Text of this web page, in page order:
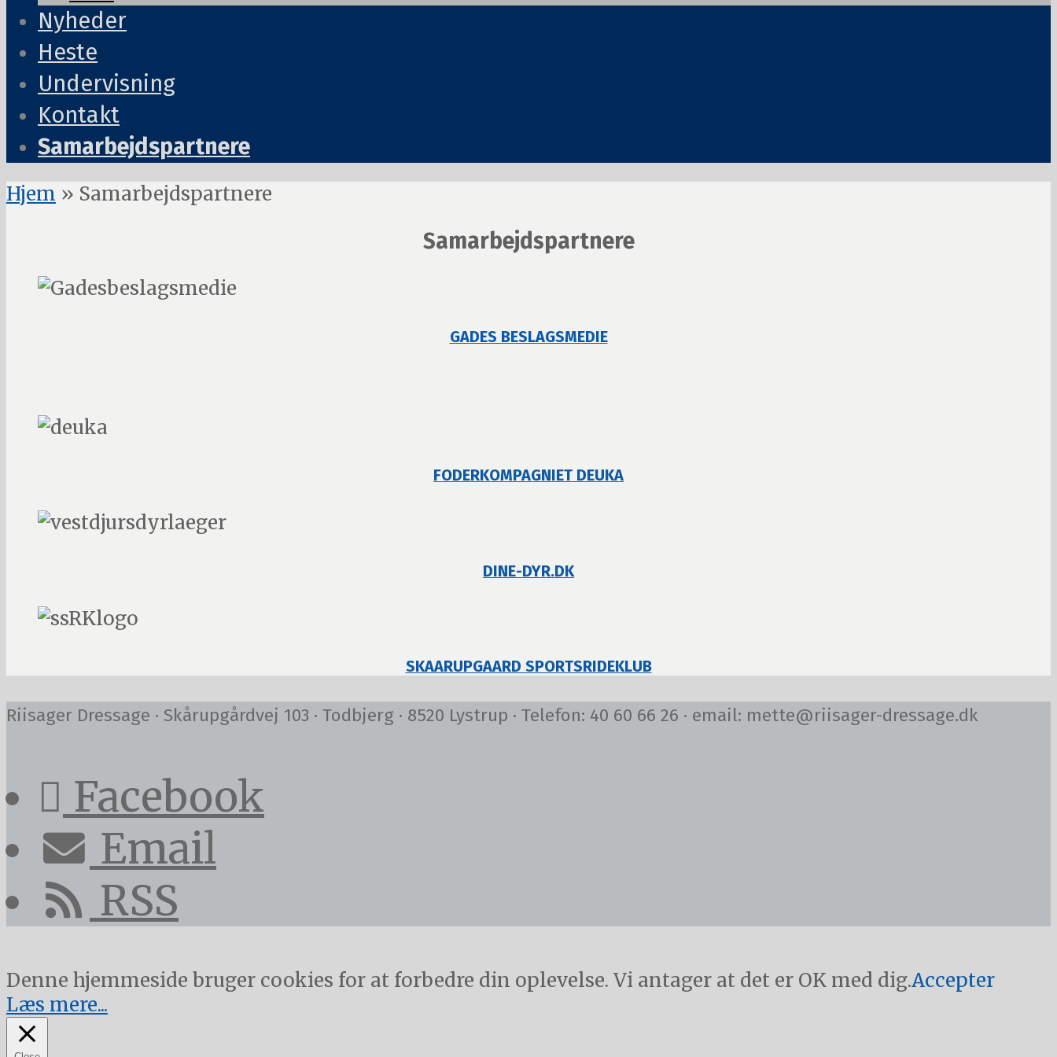
Nyheder
Heste
Undervisning
Kontakt
Samarbejdspartnere
Hjem » Samarbejdspartnere
Samarbejdspartnere
GADES BESLAGSMEDIE
FODERKOMPAGNIET DEUKA
DINE-DYR.DK
SKAARUPGAARD SPORTSRIDEKLUB
Riisager Dressage · Skårupgårdvej 103 · Todbjerg · 8520 Lystrup · Telefon: 40 60 66 26 · email: mette@riisager-dressage.dk
Facebook
Email
RSS
Denne hjemmeside bruger cookies for at forbedre din oplevelse. Vi antager at det er OK med dig.Accepter
Læs mere...